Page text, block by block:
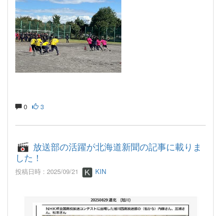
0 3
放送部の活躍が北海道新聞の記事に載りま
した！
投稿日時 : 2025/09/21 KIN